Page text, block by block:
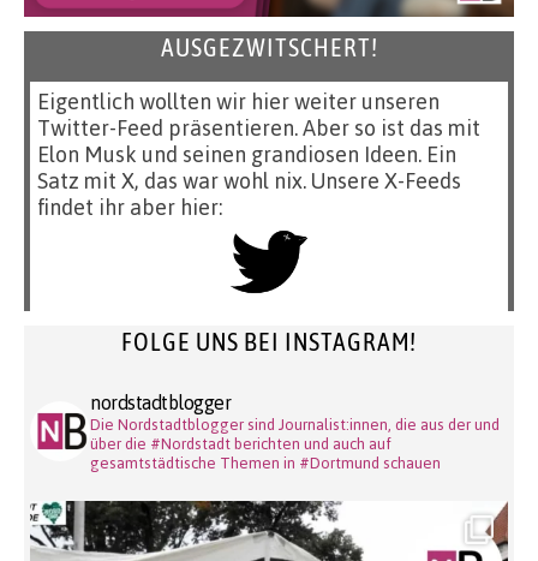
AUSGEZWITSCHERT!
Eigentlich wollten wir hier weiter unseren
Twitter-Feed präsentieren. Aber so ist das mit
Elon Musk und seinen grandiosen Ideen. Ein
Satz mit X, das war wohl nix. Unsere X-Feeds
findet ihr aber hier:
FOLGE UNS BEI INSTAGRAM!
nordstadtblogger
Die Nordstadtblogger sind Journalist:innen, die aus der und
über die #Nordstadt berichten und auch auf
gesamtstädtische Themen in #Dortmund schauen